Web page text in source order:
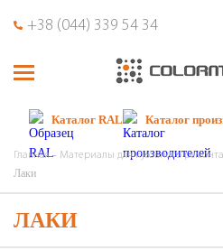
+38 (044) 339 54 34
Каталог RAL Каталог
Главная Материалы для кузовного ремонта
Лаки
ЛАКИ